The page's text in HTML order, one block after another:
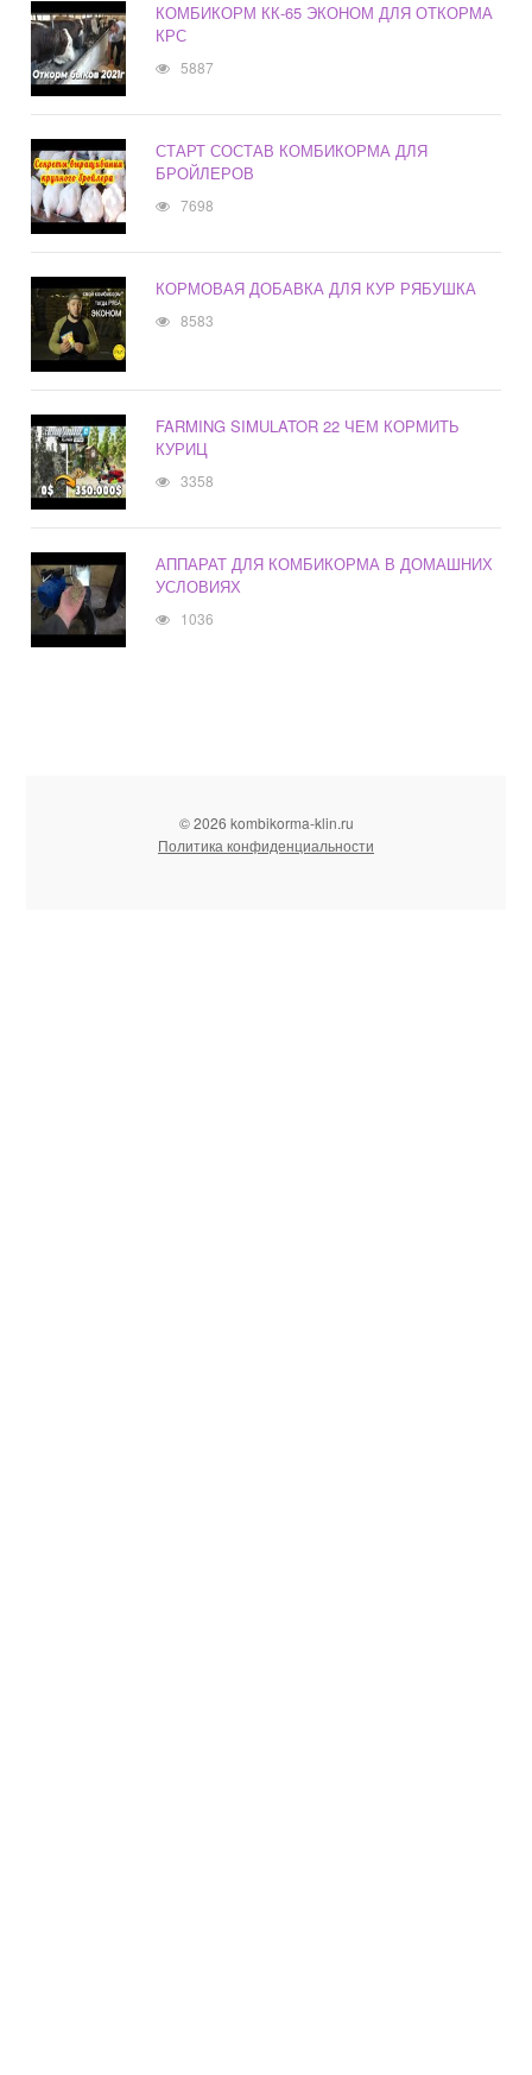
КОМБИКОРМ КК-65 ЭКОНОМ ДЛЯ ОТКОРМА
КРС
5887
СТАРТ СОСТАВ КОМБИКОРМА ДЛЯ
БРОЙЛЕРОВ
7698
КОРМОВАЯ ДОБАВКА ДЛЯ КУР РЯБУШКА
8583
FARMING SIMULATOR 22 ЧЕМ КОРМИТЬ
КУРИЦ
3358
АППАРАТ ДЛЯ КОМБИКОРМА В ДОМАШНИХ
УСЛОВИЯХ
1036
© 2026 kombikorma-klin.ru
Политика конфиденциальности